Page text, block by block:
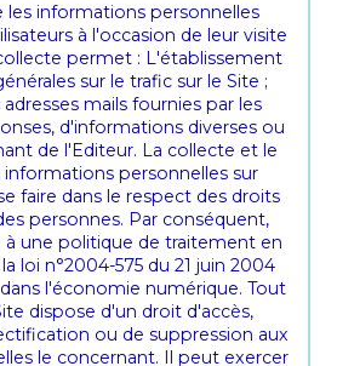
les informations personnelles
à l'occasion de leur visite
permet : L'établissement
sur le trafic sur le Site ;
mails fournies par les
d'informations diverses ou
de l'Editeur. La collecte et le
personnelles sur
faire dans le respect des droits
personnes. Par conséquent,
à une politique de traitement en
loi n°2004-575 du 21 juin 2004
l'économie numérique. Tout
dispose d'un droit d'accès,
ou de suppression aux
le concernant. Il peut exercer